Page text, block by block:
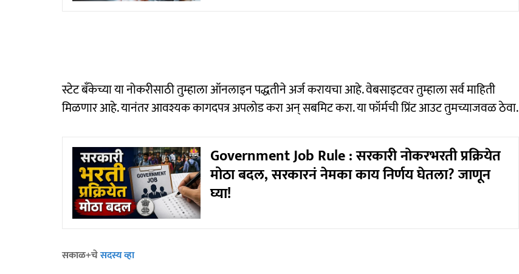
स्टेट बँकेच्या या नोकरीसाठी तुम्हाला ऑनलाइन पद्धतीने अर्ज करायचा आहे. वेबसाइटवर तुम्हाला सर्व माहिती
मिळणार आहे. यानंतर आवश्यक कागदपत्र अपलोड करा अन् सबमिट करा. या फॉर्मची प्रिंट आउट तुमच्याजवळ ठेवा.
Government Job Rule : सरकारी नोकरभरती प्रक्रियेत
मोठा बदल, सरकारनं नेमका काय निर्णय घेतला? जाणून
घ्या!
सकाळ+चेसदस्य व्हा